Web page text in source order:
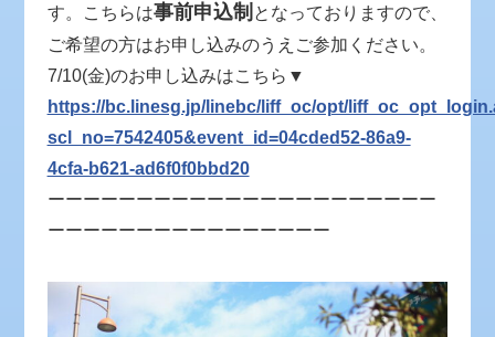
す。こちらは事前申込制 となっておりますので、
ご希望の方はお申し込みのうえご参加ください。
7/10(金)のお申し込みはこちら▼
https://bc.linesg.jp/linebc/liff_oc/opt/
scl_no=7542405&event_id=04cded52-86a9-
4cfa-b621-ad6f0f0bbd20
ーーーーーーーーーーーーーーーーーーーーーー
ーーーーーーーーーーーーーーーー